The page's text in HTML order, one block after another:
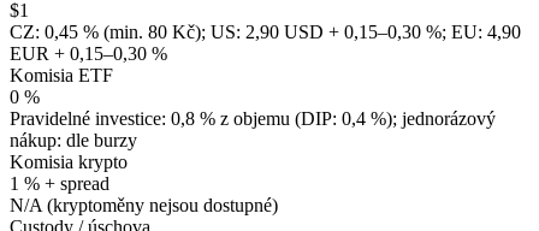
$1
CZ: 0,45 % (min. 80 Kč); US: 2,90 USD + 0,15–0,30 %; EU: 4,90
EUR + 0,15–0,30 %
Komisia ETF
0 %
Pravidelné investice: 0,8 % z objemu (DIP: 0,4 %); jednorázový
nákup: dle burzy
Komisia krypto
1 % + spread
N/A (kryptoměny nejsou dostupné)
Custody / úschova